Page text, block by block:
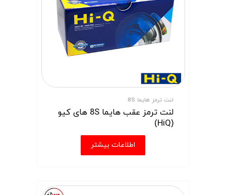
لنت ترمز هایما 8S
لنت ترمز عقب هایما 8S های کیو
(HiQ)
اطلاعات بیشتر